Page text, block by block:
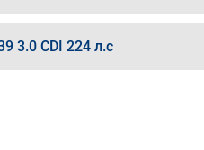
3.0 CDI 224 л.с